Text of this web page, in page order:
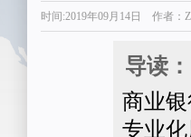
时间:2019年09月14日 作者：
导读：
商业
专业